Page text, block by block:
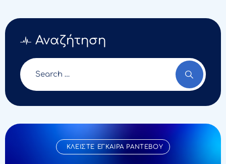
Αναζήτηση
ΚΛΕIΣΤΕ EΓΚΑΙΡΑ ΡΑΝΤΕΒΟΥ